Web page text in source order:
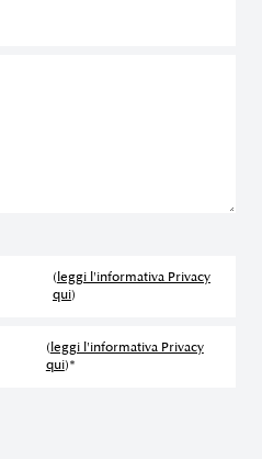
(leggi l'informativa Privacy
qui)
(leggi l'informativa Privacy
qui)*